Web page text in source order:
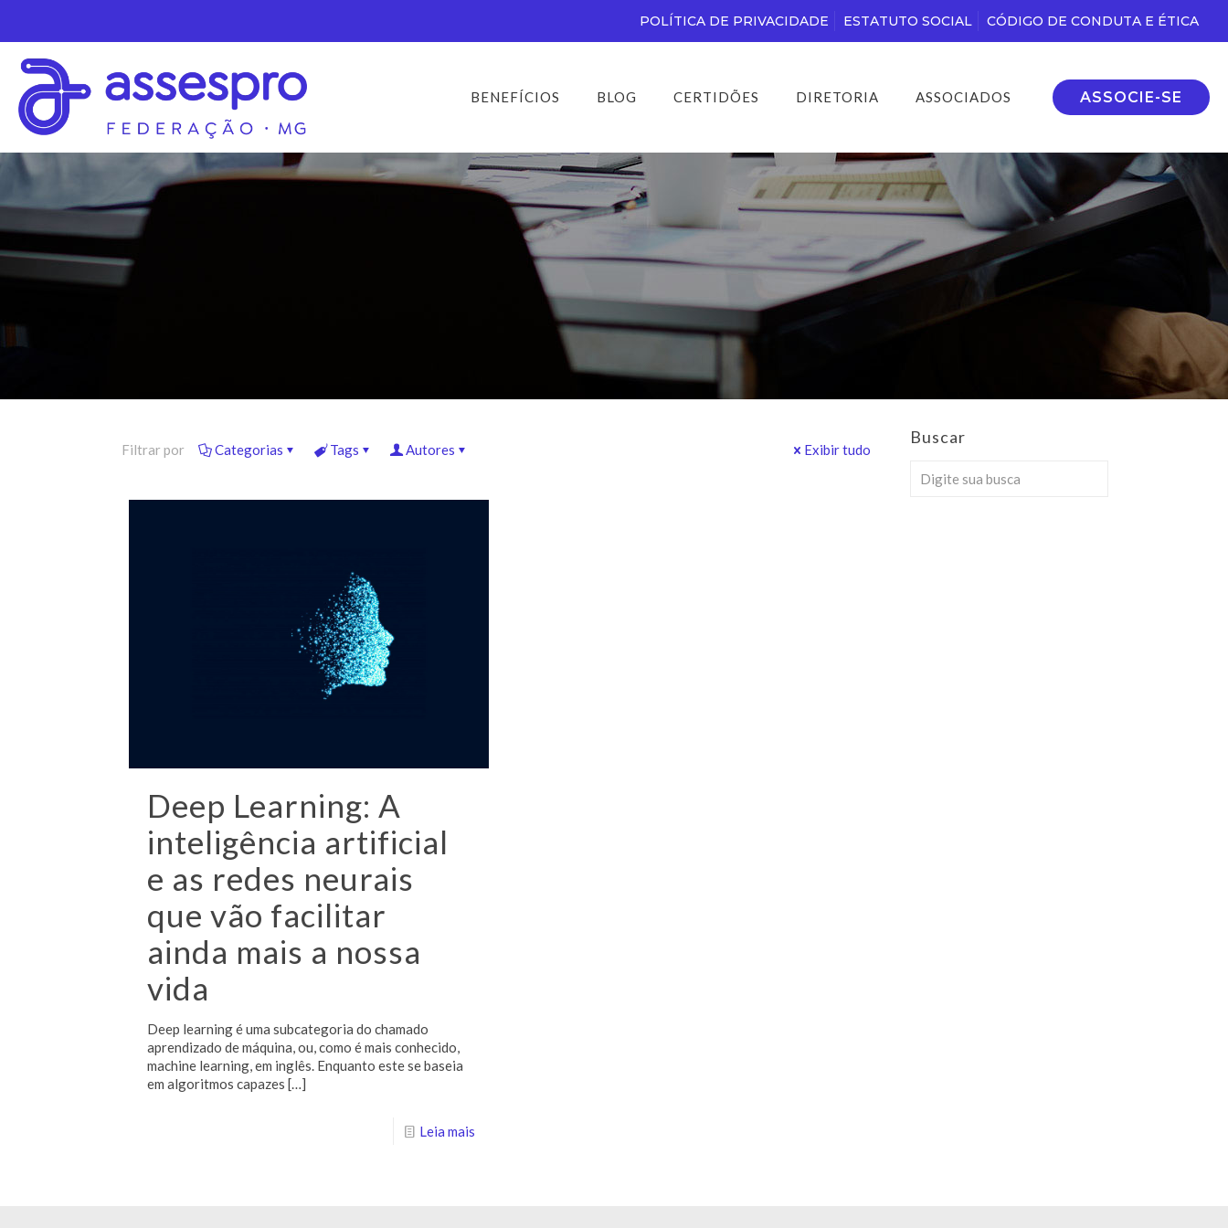
POLÍTICA DE PRIVACIDADE ESTATUTO SOCIAL CÓDIGO DE CONDUTA E ÉTICA
BENEFÍCIOS BLOG CERTIDÕES DIRETORIA ASSOCIADOS ASSOCIE-SE
Filtrar por Categorias Tags Autores Exibir tudo
Deep Learning: A
inteligência artificial
e as redes neurais
que vão facilitar
ainda mais a nossa
vida
Deep learning é uma subcategoria do chamado
aprendizado de máquina, ou, como é mais conhecido,
machine learning, em inglês. Enquanto este se baseia
em algoritmos capazes […]
Leia mais
Buscar